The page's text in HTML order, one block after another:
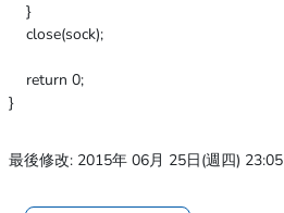
}
close(sock);
return 0;
}
最後修改: 2015年 06月 25日(週四) 23:05